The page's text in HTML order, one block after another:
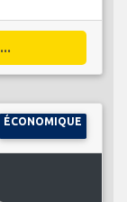
ÉCONOMIQUE